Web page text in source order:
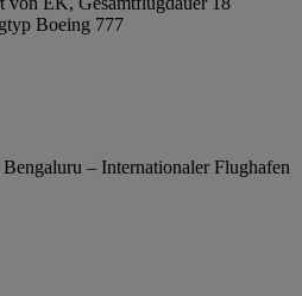
Boeing 777
– Internationaler Flughafen